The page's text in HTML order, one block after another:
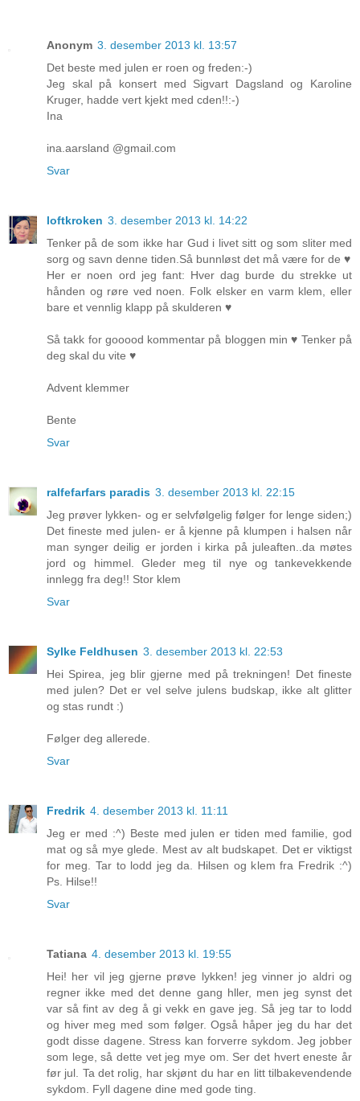
Anonym 3. desember 2013 kl. 13:57
Det beste med julen er roen og freden:-)
Jeg skal på konsert med Sigvart Dagsland og Karoline
Kruger, hadde vert kjekt med cden!!:-)
Ina
ina.aarsland @gmail.com
Svar
loftkroken 3. desember 2013 kl. 14:22
Tenker på de som ikke har Gud i livet sitt og som sliter med
sorg og savn denne tiden.Så bunnløst det må være for de ♥
Her er noen ord jeg fant: Hver dag burde du strekke ut
hånden og røre ved noen. Folk elsker en varm klem, eller
bare et vennlig klapp på skulderen ♥
Så takk for gooood kommentar på bloggen min ♥ Tenker på
deg skal du vite ♥
Advent klemmer
Bente
Svar
ralfefarfars paradis 3. desember 2013 kl. 22:15
Jeg prøver lykken- og er selvfølgelig følger for lenge siden;)
Det fineste med julen- er å kjenne på klumpen i halsen når
man synger deilig er jorden i kirka på juleaften..da møtes
jord og himmel. Gleder meg til nye og tankevekkende
innlegg fra deg!! Stor klem
Svar
Sylke Feldhusen 3. desember 2013 kl. 22:53
Hei Spirea, jeg blir gjerne med på trekningen! Det fineste
med julen? Det er vel selve julens budskap, ikke alt glitter
og stas rundt :)
Følger deg allerede.
Svar
Fredrik 4. desember 2013 kl. 11:11
Jeg er med :^) Beste med julen er tiden med familie, god
mat og så mye glede. Mest av alt budskapet. Det er viktigst
for meg. Tar to lodd jeg da. Hilsen og klem fra Fredrik :^)
Ps. Hilse!!
Svar
Tatiana 4. desember 2013 kl. 19:55
Hei! her vil jeg gjerne prøve lykken! jeg vinner jo aldri og
regner ikke med det denne gang hller, men jeg synst det
var så fint av deg å gi vekk en gave jeg. Så jeg tar to lodd
og hiver meg med som følger. Også håper jeg du har det
godt disse dagene. Stress kan forverre sykdom. Jeg jobber
som lege, så dette vet jeg mye om. Ser det hvert eneste år
før jul. Ta det rolig, har skjønt du har en litt tilbakevendende
sykdom. Fyll dagene dine med gode ting.